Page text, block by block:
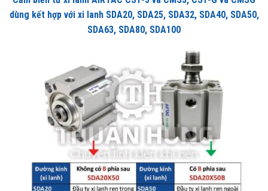
dùng kết hợp với xi lanh SDA20, SDA25, SDA32, SDA40, SDA50,
SDA63, SDA80, SDA100